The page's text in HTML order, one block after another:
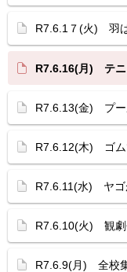
R7.6.1７(火) 羽
R7.6.16(月) テニ
R7.6.13(金) プー
R7.6.12(木) ゴム
R7.6.11(水) ヤゴ
R7.6.10(火) 観
R7.6.9(月) 全校